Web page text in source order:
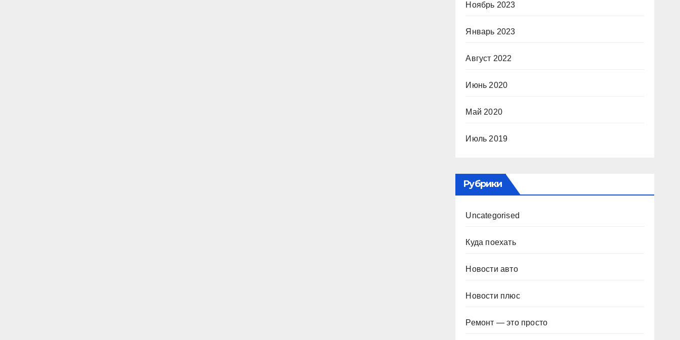
Ноябрь 2023
Январь 2023
Август 2022
Июнь 2020
Май 2020
Июль 2019
Рубрики
Uncategorised
Куда поехать
Новости авто
Новости плюс
Ремонт — это просто